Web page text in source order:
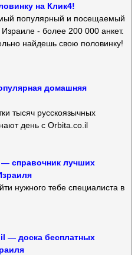
на Клик4!
популярный и посещаемый
Израиле - более 200 000 анкет.
найдешь свою половинку!
домашняя
тысяч русскоязычных
день с Orbita.co.il
справочник лучших
нужного тебе специалиста в
— доска бесплатных